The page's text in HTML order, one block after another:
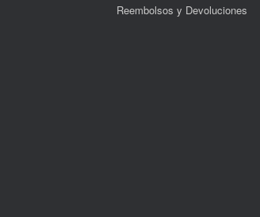
Reembolsos y Devoluciones